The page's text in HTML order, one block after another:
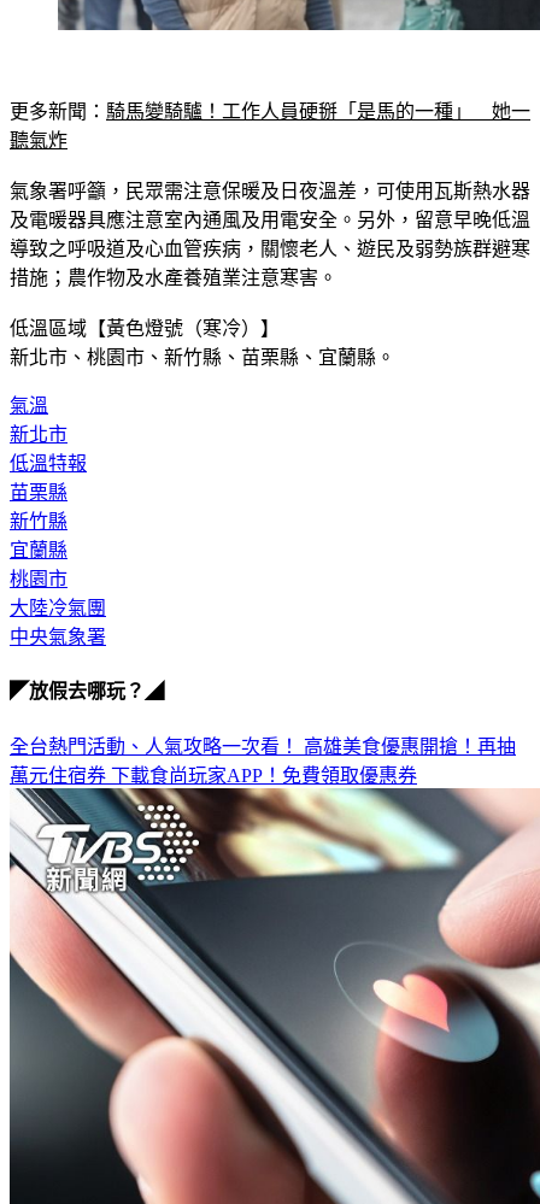
更多新聞： 騎馬變騎驢！工作人員硬掰「是馬的一種」　她一
聽氣炸
氣象署呼籲，民眾需注意保暖及日夜溫差，可使用瓦斯熱水器
及電暖器具應注意室內通風及用電安全。另外，留意早晚低溫
導致之呼吸道及心血管疾病，關懷老人、遊民及弱勢族群避寒
措施；農作物及水產養殖業注意寒害。
低溫區域【黃色燈號（寒冷）】
新北市、桃園市、新竹縣、苗栗縣、宜蘭縣。
氣溫
新北市
低溫特報
苗栗縣
新竹縣
宜蘭縣
桃園市
大陸冷氣團
中央氣象署
◤放假去哪玩？◢
全台熱門活動、人氣攻略一次看！ 高雄美食優惠開搶！再抽
萬元住宿券 下載食尚玩家APP！免費領取優惠券